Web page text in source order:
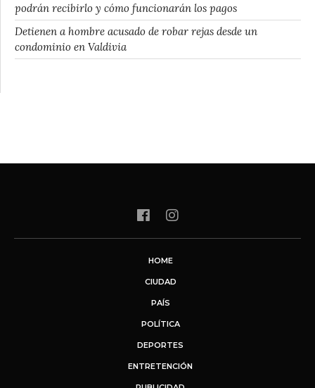
podrán recibirlo y cómo funcionarán los pagos
Detienen a hombre acusado de robar rejas desde un
condominio en Valdivia
HOME
CIUDAD
PAÍS
POLÍTICA
DEPORTES
ENTRETENCIÓN